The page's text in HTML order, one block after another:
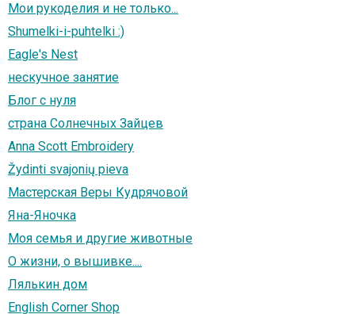
Мои рукоделия и не только...
Shumelki-i-puhtelki :)
Eagle's Nest
нескучное занятие
Блог с нуля
страна Солнечных Зайцев
Anna Scott Embroidery
Žydinti svajonių pieva
Мастерская Веры Кудрячовой
Яна-Яночка
Моя семья и другие животные
О жизни, о вышивке....
Лялькин дом
English Corner Shop